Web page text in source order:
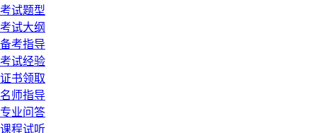
考试题型
考试大纲
备考指导
考试经验
证书领取
名师指导
专业问答
课程试听